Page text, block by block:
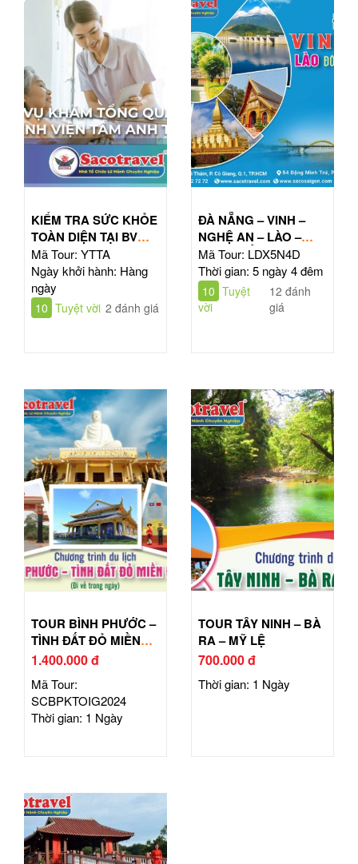
KIỂM TRA SỨC KHỎE
TOÀN DIỆN TẠI BV
TÂM ANH HỒ CHÍ
MINH
Mã Tour: YTTA
Ngày khởi hành: Hàng
ngày
10 Tuyệt vời 2 đánh giá
ĐÀ NẴNG – VINH –
NGHỆ AN – LÀO –
ĐÔNG BẮC THÁI LAN
| TOUR 5N4Đ
Mã Tour: LDX5N4D
Thời gian: 5 ngày 4 đêm
10 Tuyệt
vời
12 đánh
giá
TOUR BÌNH PHƯỚC –
TÌNH ĐẤT ĐỎ MIỀN
ĐÔNG
1.400.000 đ
Mã Tour:
SCBPKTOIG2024
Thời gian: 1 Ngày
TOUR TÂY NINH – BÀ
RA – MỸ LỆ
700.000 đ
Thời gian: 1 Ngày